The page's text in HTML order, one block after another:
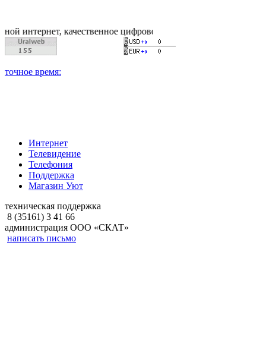
качественное цифровое и кабельное телевиденье,
Интернет
Телевидение
Телефония
Поддержка
Магазин Уют
техническая поддержка
8 (35161) 3 41 66
администрация ООО «СКАТ»
написать письмо